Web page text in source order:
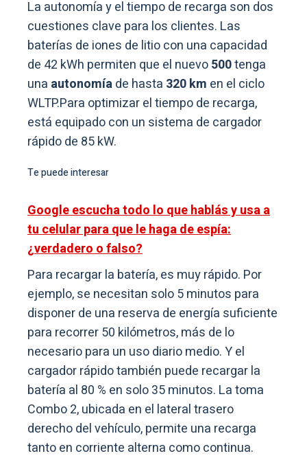
La autonomía y el tiempo de recarga son dos
cuestiones clave para los clientes. Las
baterías de iones de litio con una capacidad
de 42 kWh permiten que el nuevo500tenga
una autonomíade hasta 320 km en el ciclo
WLTP.Para optimizar el tiempo de recarga,
está equipado con un sistema de cargador
rápido de 85 kW.
Te puede interesar
Google escucha todo lo que hablás y usa a
tu celular para que le haga de espía:
¿verdadero o falso?
Para recargar la batería, es muy rápido. Por
ejemplo, se necesitan solo 5 minutos para
disponer de una reserva de energía suficiente
para recorrer 50 kilómetros, más de lo
necesario para un uso diario medio. Y el
cargador rápido también puede recargar la
batería al 80 % en solo 35 minutos. La toma
Combo 2, ubicada en el lateral trasero
derecho del vehículo, permite una recarga
tanto en corriente alterna como continua.